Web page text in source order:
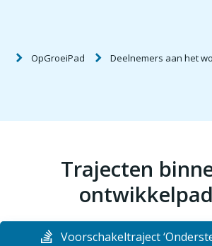
OpGroeiPad Deelnemers aan het
Trajecten
Voorschakeltraject